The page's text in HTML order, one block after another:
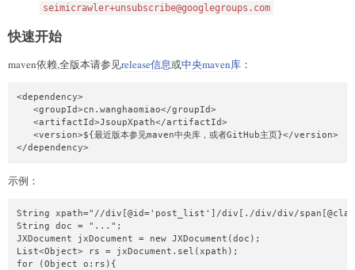
seimicrawler+unsubscribe@googlegroups.com
快速开始
maven依赖,全版本请参见release信息或中央maven库 ：
<dependency>
   <groupId>cn.wanghaomiao</groupId>
   <artifactId>JsoupXpath</artifactId>
   <version>${最近版本参见maven中央库，或者GitHub主页}</version>
</dependency>
示例：
String xpath="//div[@id='post_list']/div[./div/div/
String doc = "...";
JXDocument jxDocument = new JXDocument(doc);
List<Object> rs = jxDocument.sel(xpath);
for (Object o:rs){